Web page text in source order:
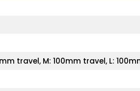
travel, M: 100mm travel, L: